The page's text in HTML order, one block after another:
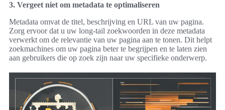
3. Vergeet niet om metadata te optimaliseren
Metadata omvat de titel, beschrijving en URL van uw pagina.
Zorg ervoor dat u uw long-tail zoekwoorden in deze metadata
verwerkt om de relevantie van uw pagina aan te tonen. Dit helpt
zoekmachines om uw pagina beter te begrijpen en te laten zien
aan gebruikers die op zoek zijn naar uw specifieke onderwerp.